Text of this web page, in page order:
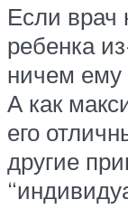
Если врач
ребенка
ничем ему
А как
его
другие